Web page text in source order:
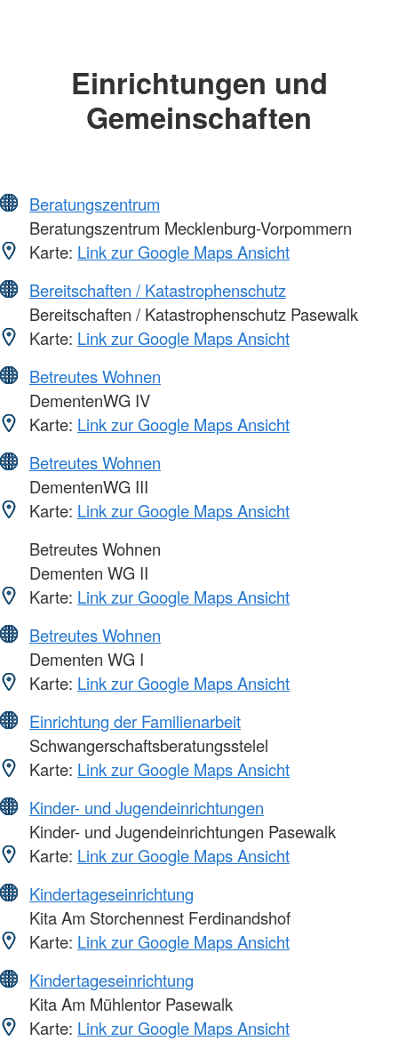
Einrichtungen und
Gemeinschaften
Beratungszentrum
Beratungszentrum Mecklenburg-Vorpommern
Karte: Link zur Google Maps Ansicht
Bereitschaften / Katastrophenschutz
Bereitschaften / Katastrophenschutz Pasewalk
Karte: Link zur Google Maps Ansicht
Betreutes Wohnen
DementenWG IV
Karte: Link zur Google Maps Ansicht
Betreutes Wohnen
DementenWG III
Karte: Link zur Google Maps Ansicht
Betreutes Wohnen
Dementen WG II
Karte: Link zur Google Maps Ansicht
Betreutes Wohnen
Dementen WG I
Karte: Link zur Google Maps Ansicht
Einrichtung der Familienarbeit
Schwangerschaftsberatungsstelel
Karte: Link zur Google Maps Ansicht
Kinder- und Jugendeinrichtungen
Kinder- und Jugendeinrichtungen Pasewalk
Karte: Link zur Google Maps Ansicht
Kindertageseinrichtung
Kita Am Storchennest Ferdinandshof
Karte: Link zur Google Maps Ansicht
Kindertageseinrichtung
Kita Am Mühlentor Pasewalk
Karte: Link zur Google Maps Ansicht